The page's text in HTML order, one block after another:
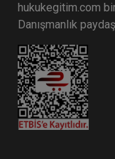
hukukegitim.com
Danışmanlık